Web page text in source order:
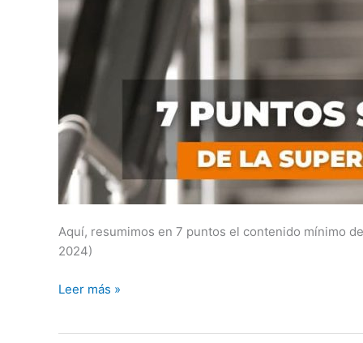
Aquí, resumimos en 7 puntos el contenido mínimo
2024)
Leer más »